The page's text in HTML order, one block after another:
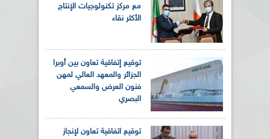
مع مركز تكنولوجيات الإنتاج
الأكثر نقاء
توقيع إتفاقية تعاون بين أوبرا
الجزائر والمعهد العالي لمهن
فنون العرض والسمعي
البصري
توقيع اتفاقية تعاون لإنجاز